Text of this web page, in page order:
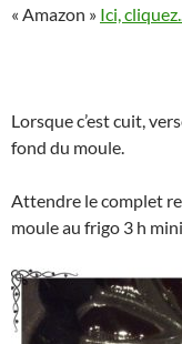
« Amazon » Ici,
Lorsque c’est cuit,
fond du moule.
Attendre le complet
moule au frigo 3 h